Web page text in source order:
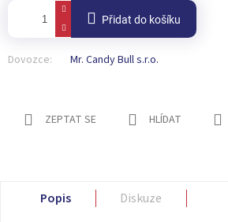
Přidat do košíku
Dovozce: Mr. Candy Bull s.r.o.
ZEPTAT SE HLÍDAT
Popis
Diskuze